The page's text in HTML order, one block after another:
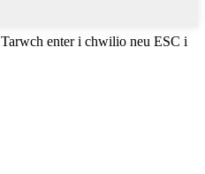
Tarwch enter i chwilio neu ESC i